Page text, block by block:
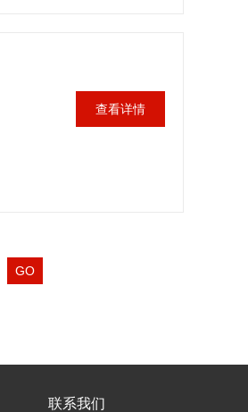
查看详情
联系我们